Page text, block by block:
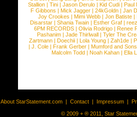
Stallion |Tini |Jason Derulo |Kid Cudi |Paul
F Gibbons | Mick Jagger | 24kGoldn | Jan
Joy Crookes | Mimi Webb | Jon Batiste |
Disarstar | Shania Twain | Esther Graf |
6PM RECORDS | Olivia Rodrigo | Renee
Pashanim |Jade Thirlwall |Tyler The
Zartmann | Doechii | Lola Young | Zah1de |
| J. Cole | Frank Gerber | Mumford and Sons
Malcolm Todd | Noah Kahan | Ella
About StarStatement.com | Contact | Impressum |
© 2009 + ® 2011, Star